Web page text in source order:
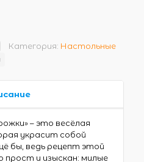
Категория: Настольные
– это весёлая
украсит собой
бы, ведь рецепт этой
прост и изыскан: милые